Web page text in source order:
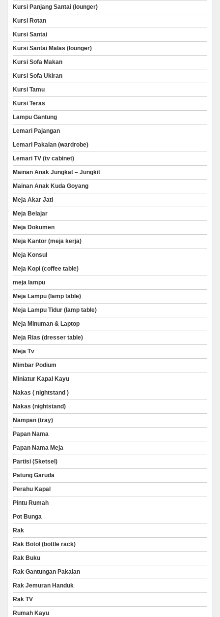
Kursi Panjang Santai (lounger)
Kursi Rotan
Kursi Santai
Kursi Santai Malas (lounger)
Kursi Sofa Makan
Kursi Sofa Ukiran
Kursi Tamu
Kursi Teras
Lampu Gantung
Lemari Pajangan
Lemari Pakaian (wardrobe)
Lemari TV (tv cabinet)
Mainan Anak Jungkat – Jungkit
Mainan Anak Kuda Goyang
Meja Akar Jati
Meja Belajar
Meja Dokumen
Meja Kantor (meja kerja)
Meja Konsul
Meja Kopi (coffee table)
meja lampu
Meja Lampu (lamp table)
Meja Lampu Tidur (lamp table)
Meja Minuman & Laptop
Meja Rias (dresser table)
Meja Tv
Mimbar Podium
Miniatur Kapal Kayu
Nakas ( nightstand )
Nakas (nightstand)
Nampan (tray)
Papan Nama
Papan Nama Meja
Partisi (Sketsel)
Patung Garuda
Perahu Kapal
Pintu Rumah
Pot Bunga
Rak
Rak Botol (bottle rack)
Rak Buku
Rak Gantungan Pakaian
Rak Jemuran Handuk
Rak TV
Rumah Kayu